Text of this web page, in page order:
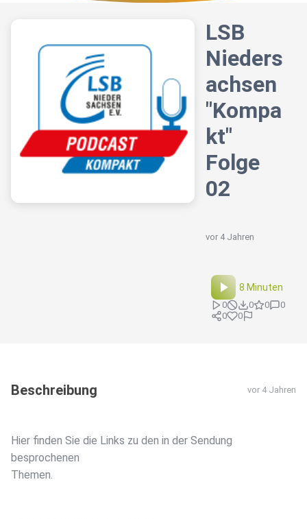
LSB
Nieders
achsen
"Kompa
kt"
Folge
02
vor 4 Jahren
8 Minuten
0 0 0
0
0
0
Beschreibung vor 4 Jahren
Hier finden Sie die Links zu den in der Sendung
besprochenen
Themen.